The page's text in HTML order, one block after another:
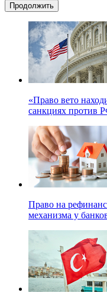
Продолжить
«Право вето
санкциях против
Право на
механизма у